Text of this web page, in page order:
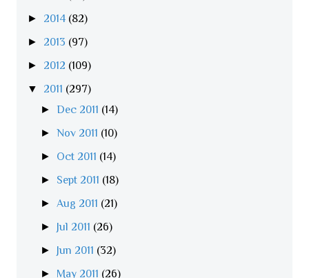
► 2014 (82)
► 2013 (97)
► 2012 (109)
▼ 2011 (297)
►Dec 2011 (14)
►Nov 2011 (10)
► Oct 2011 (14)
► Sept 2011 (18)
► Aug 2011 (21)
► Jul 2011 (26)
► Jun 2011 (32)
► May 2011 (26)